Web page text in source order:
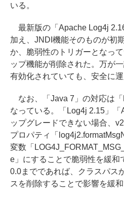
いる。
最新版の「Apache Log4j
加え、JNDI機能そのものが初
か、脆弱性のトリガーとなっ
ップ機能が削除された。万が
有効化されていても、安全に運
なお、「Java 7」の対応は「
なっている。「Log4j 2.15」
ップグレードできない場合、
プロパティ「
変数「
e」にすることで脆弱性を緩和
0.0までであれば、クラスパス
スを削除することで影響を緩和